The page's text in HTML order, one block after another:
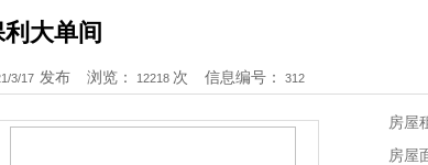
大单间
3/17 发布 浏览： 12218 次 信息编号： 312
房屋
房屋